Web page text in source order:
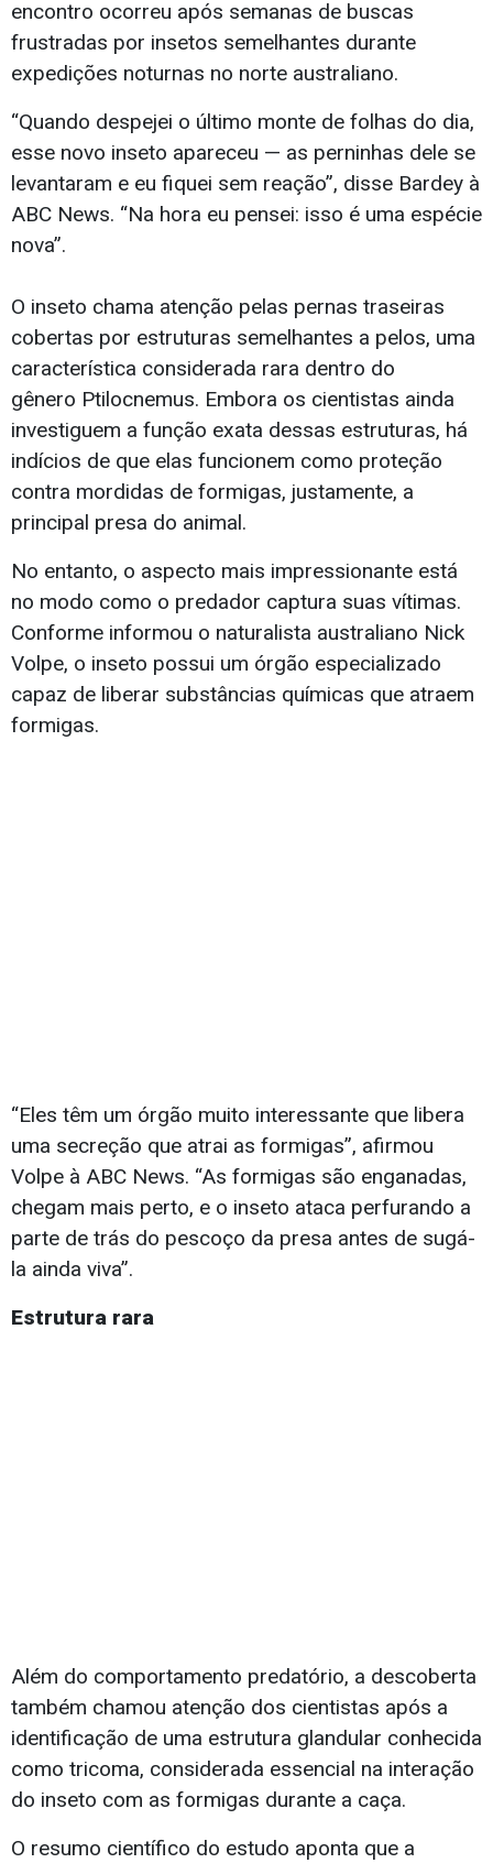
encontro ocorreu após semanas de buscas
frustradas por insetos semelhantes durante
expedições noturnas no norte australiano.
“Quando despejei o último monte de folhas do dia,
esse novo inseto apareceu — as perninhas dele se
levantaram e eu fiquei sem reação”, disse Bardey à
ABC News. “Na hora eu pensei: isso é uma espécie
nova”.
O inseto chama atenção pelas pernas traseiras
cobertas por estruturas semelhantes a pelos, uma
característica considerada rara dentro do
gênero Ptilocnemus. Embora os cientistas ainda
investiguem a função exata dessas estruturas, há
indícios de que elas funcionem como proteção
contra mordidas de formigas, justamente, a
principal presa do animal.
No entanto, o aspecto mais impressionante está
no modo como o predador captura suas vítimas.
Conforme informou o naturalista australiano Nick
Volpe, o inseto possui um órgão especializado
capaz de liberar substâncias químicas que atraem
formigas.
“Eles têm um órgão muito interessante que libera
uma secreção que atrai as formigas”, afirmou
Volpe à ABC News. “As formigas são enganadas,
chegam mais perto, e o inseto ataca perfurando a
parte de trás do pescoço da presa antes de sugá-
la ainda viva”.
Estrutura rara
Além do comportamento predatório, a descoberta
também chamou atenção dos cientistas após a
identificação de uma estrutura glandular conhecida
como tricoma, considerada essencial na interação
do inseto com as formigas durante a caça.
O resumo científico do estudo aponta que a